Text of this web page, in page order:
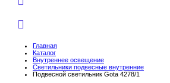
Главная
Каталог
Внутреннее оcвещение
Светильники подвесные внутренние
Подвесной светильник Gota 4278/1